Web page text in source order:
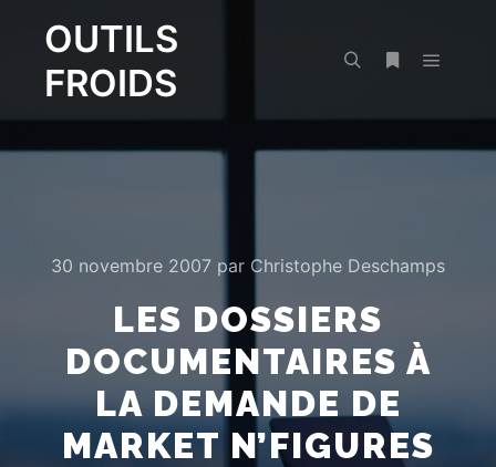
OUTILS
FROIDS
30 novembre 2007 par Christophe Deschamps
LES DOSSIERS
DOCUMENTAIRES À
LA DEMANDE DE
MARKET N’FIGURES